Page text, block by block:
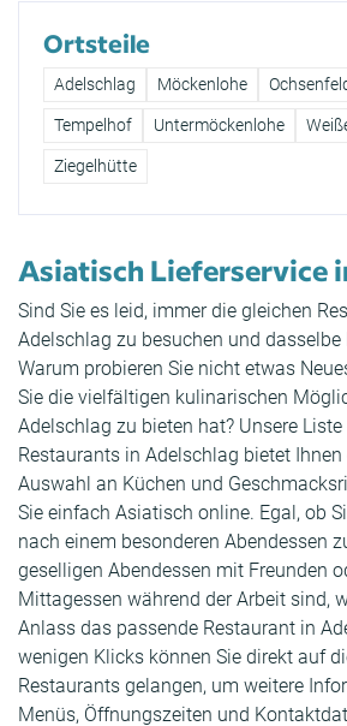
Ortsteile
Adelschlag Möckenlohe
Tempelhof Untermöckenlohe
Ziegelhütte
Asiatisch Lieferservice
Sind Sie es leid, immer die gleichen
Adelschlag zu besuchen und dasselbe
Warum probieren Sie nicht etwas
Sie die vielfältigen kulinarischen
Adelschlag zu bieten hat? Unsere Liste
Restaurants in Adelschlag bietet
Auswahl an Küchen und
Sie einfach Asiatisch online. Egal, ob
nach einem besonderen Abendessen
geselligen Abendessen mit Freunden
Mittagessen während der Arbeit sind,
Anlass das passende Restaurant in
wenigen Klicks können Sie direkt auf
Restaurants gelangen, um weitere
Menüs, Öffnungszeiten und